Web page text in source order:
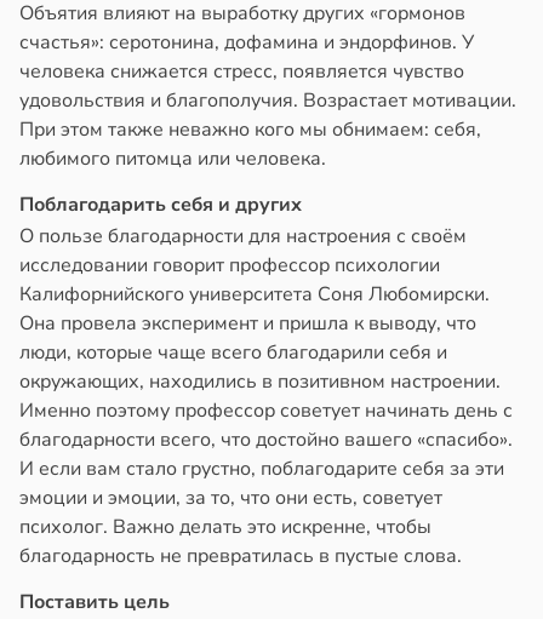
Объятия влияют на выработку других «гормонов
счастья»: серотонина, дофамина и эндорфинов. У
человека снижается стресс, появляется чувство
удовольствия и благополучия. Возрастает мотивации.
При этом также неважно кого мы обнимаем: себя,
любимого питомца или человека.
Поблагодарить себя и других
О пользе благодарности для настроения с своём
исследовании говорит профессор психологии
Калифорнийского университета Соня Любомирски.
Она провела эксперимент и пришла к выводу, что
люди, которые чаще всего благодарили себя и
окружающих, находились в позитивном настроении.
Именно поэтому профессор советует начинать день с
благодарности всего, что достойно вашего «спасибо».
И если вам стало грустно, поблагодарите себя за эти
эмоции и эмоции, за то, что они есть, советует
психолог. Важно делать это искренне, чтобы
благодарность не превратилась в пустые слова.
Поставить цель